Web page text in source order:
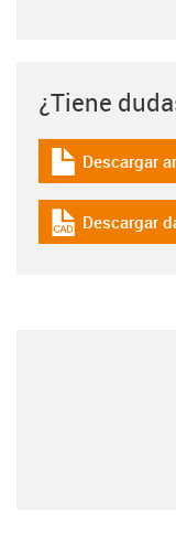
¿Tiene
igus-icon-
Descargar
igus-icon-cad-
Descargar